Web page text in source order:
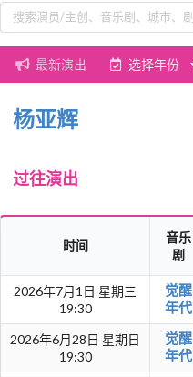
最新演出 选择年份
杨亚辉
过往演出
时间
音乐
剧
2026年7月1日 星期三
19:30
觉醒
年代
2026年6月28日 星期日
19:30
觉醒
年代